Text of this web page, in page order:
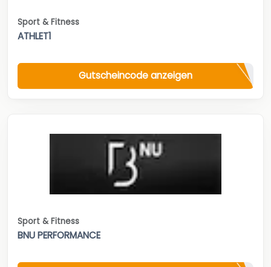
Sport & Fitness
ATHLET1
Gutscheincode anzeigen
Sport & Fitness
BNU PERFORMANCE